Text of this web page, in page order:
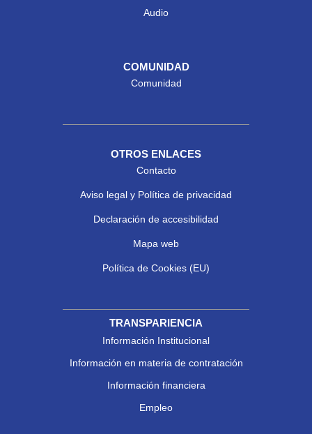
Audio
COMUNIDAD
Comunidad
OTROS ENLACES
Contacto
Aviso legal y Política de privacidad
Declaración de accesibilidad
Mapa web
Política de Cookies (EU)
TRANSPARIENCIA
Información Institucional
Información en materia de contratación
Información financiera
Empleo